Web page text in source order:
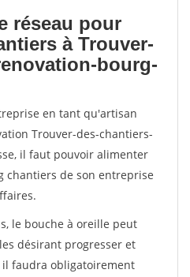
réseau pour
à Trouver-
bourg-
en tant qu'artisan
Trouver-des-chantiers-
il faut pouvoir alimenter
chantiers de son entreprise
le bouche à oreille peut
désirant progresser et
faudra obligatoirement